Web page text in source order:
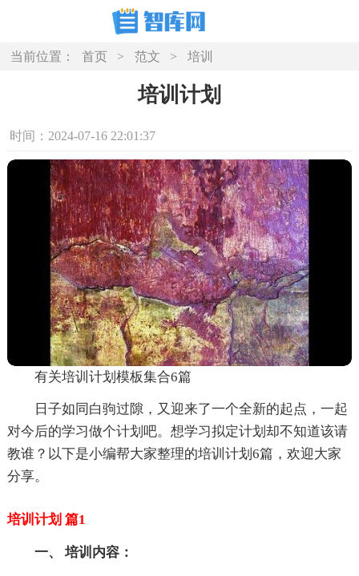
当前位置： 首页 > 范文 > 培训
培训计划
时间：2024-07-16 22:01:37
有关培训计划模板集合6篇
日子如同白驹过隙，又迎来了一个全新的起点，一起
对今后的学习做个计划吧。想学习拟定计划却不知道该请
教谁？以下是小编帮大家整理的培训计划6篇，欢迎大家
分享。
培训计划 篇1
一、 培训内容：